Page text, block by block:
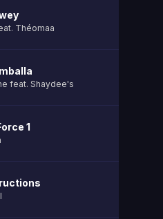
Théomaa
feat. Shaydee's
1